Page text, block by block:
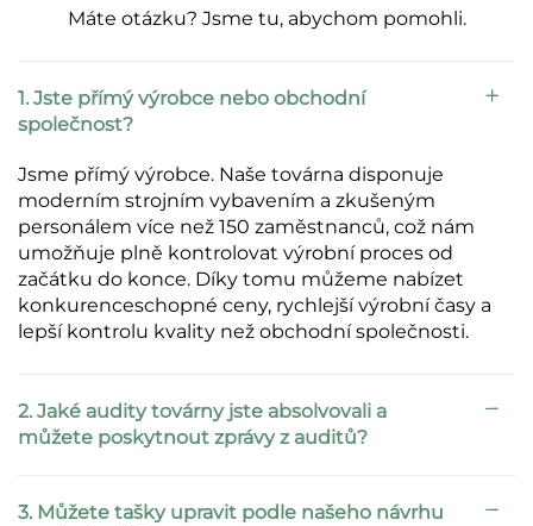
Máte otázku? Jsme tu, abychom pomohli.
1. Jste přímý výrobce nebo obchodní
společnost?
Jsme přímý výrobce. Naše továrna disponuje
moderním strojním vybavením a zkušeným
personálem více než 150 zaměstnanců, což nám
umožňuje plně kontrolovat výrobní proces od
začátku do konce. Díky tomu můžeme nabízet
konkurenceschopné ceny, rychlejší výrobní časy a
lepší kontrolu kvality než obchodní společnosti.
2. Jaké audity továrny jste absolvovali a
můžete poskytnout zprávy z auditů?
3. Můžete tašky upravit podle našeho návrhu